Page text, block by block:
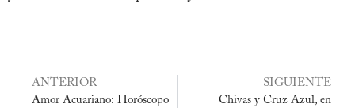
ANTERIOR
Amor Acuariano: Horóscopo
SIGUIENTE
Chivas y Cruz Azul, en